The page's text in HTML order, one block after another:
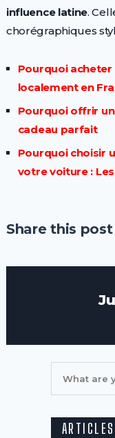
influence latine.
chorégraphiques
Pourquoi
localement en
Pourquoi offrir
cadeau parfait
Pourquoi choisir
votre voiture :
Share this post